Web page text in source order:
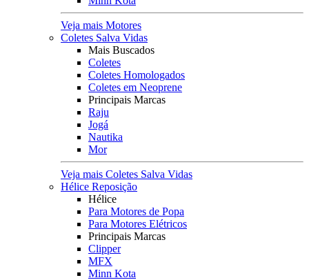
Veja mais Motores
Coletes Salva Vidas
Mais Buscados
Coletes
Coletes Homologados
Coletes em Neoprene
Principais Marcas
Raju
Jogá
Nautika
Mor
Veja mais Coletes Salva Vidas
Hélice Reposição
Hélice
Para Motores de Popa
Para Motores Elétricos
Principais Marcas
Clipper
MFX
Minn Kota